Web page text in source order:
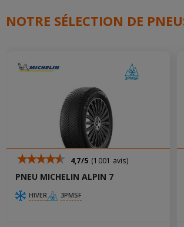
NOTRE SÉLECTION DE
4,7/5 (1001 avis)
PNEU MICHELIN ALPIN 7
HIVER 3PMSF